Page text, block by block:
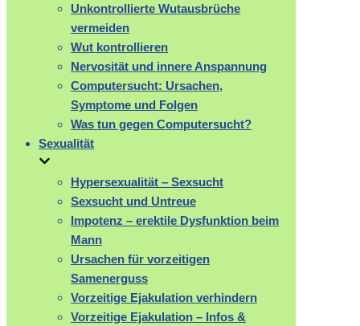
Unkontrollierte Wutausbrüche
vermeiden
Wut kontrollieren
Nervosität und innere Anspannung
Computersucht: Ursachen,
Symptome und Folgen
Was tun gegen Computersucht?
Sexualität
Hypersexualität – Sexsucht
Sexsucht und Untreue
Impotenz – erektile Dysfunktion beim
Mann
Ursachen für vorzeitigen
Samenerguss
Vorzeitige Ejakulation verhindern
Vorzeitige Ejakulation – Infos &